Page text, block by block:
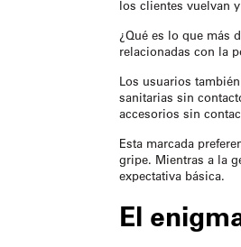
los clientes vuelvan
¿Qué es lo que más
relacionadas con la
Los usuarios
sanitarias sin
accesorios sin
Esta marcada
gripe. Mientras a la
expectativa básica.
El